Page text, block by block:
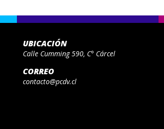
UBICACIÓN
Calle Cumming 590, C° Cárcel
CORREO
contacto@pcdv.cl